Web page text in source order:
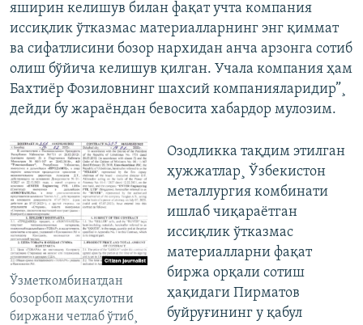
яширин келишув билан фақат учта компания
иссиқлик ўтказмас материалларнинг энг қиммат
ва сифатлисини бозор нархидан анча арзонга сотиб
олиш бўйича келишув қилган. Учала компания ҳам
Бахтиëр Фозиловнинг шахсий компанияларидир”¸
дейди бу жараëндан бевосита хабардор мулозим.
Ўзметкомбинатдан
бозорбоп маҳсулотни
биржани четлаб ўтиб¸
Озодликка тақдим этилган
ҳужжатлар¸ Ўзбекистон
металлургия комбинати
ишлаб чиқараëтган
иссиқлик ўтказмас
материалларни фақат
биржа орқали сотиш
ҳақидаги Пирматов
буйруғининг у қабул